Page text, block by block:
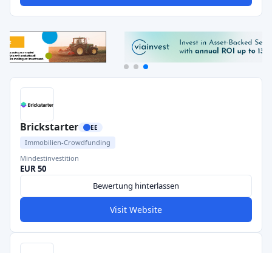
Brickstarter EE
Immobilien-Crowdfunding
Mindestinvestition
EUR 50
Bewertung hinterlassen
Visit Website